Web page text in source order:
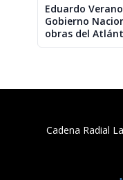
Eduardo
Gobierno
obras del
Cadena Radial